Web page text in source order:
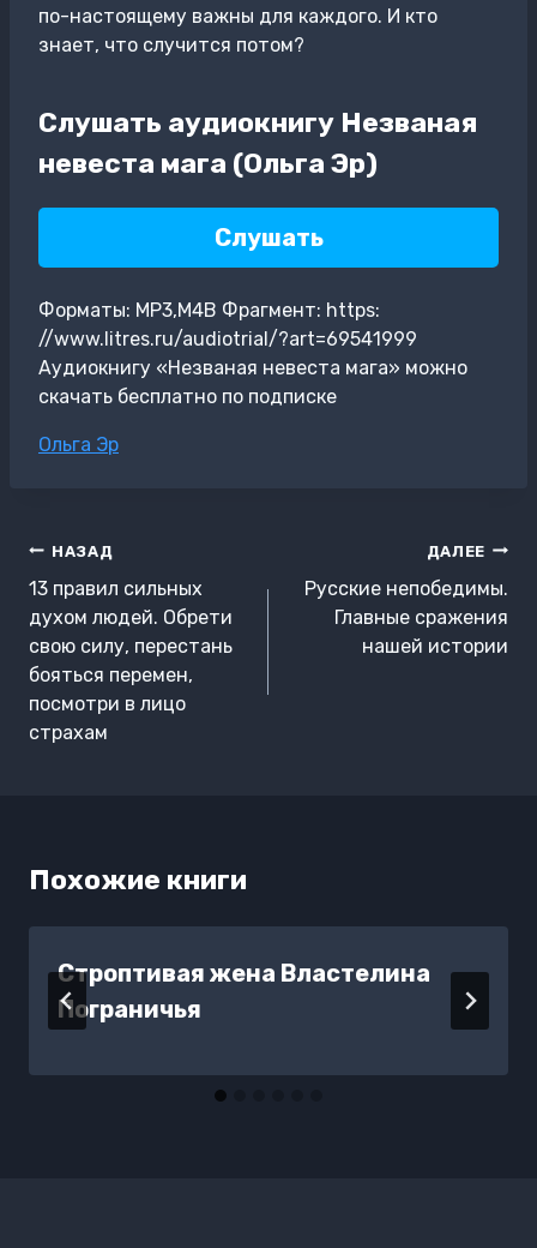
по-настоящему важны для каждого. И кто
знает, что случится потом?
Слушать аудиокнигу Незваная
невеста мага (Ольга Эр)
Слушать
Форматы: MP3,M4B Фрагмент: https:
//www.litres.ru/audiotrial/?art=69541999
Аудиокнигу «Незваная невеста мага» можно
скачать бесплатно по подписке
Метки
Ольга Эр
Навигация
по
записям
НАЗАД
13 правил сильных
духом людей. Обрети
свою силу, перестань
бояться перемен,
посмотри в лицо
страхам
ДАЛЕЕ
Русские непобедимы.
Главные сражения
нашей истории
Похожие книги
Строптивая жена Властелина
Пограничья